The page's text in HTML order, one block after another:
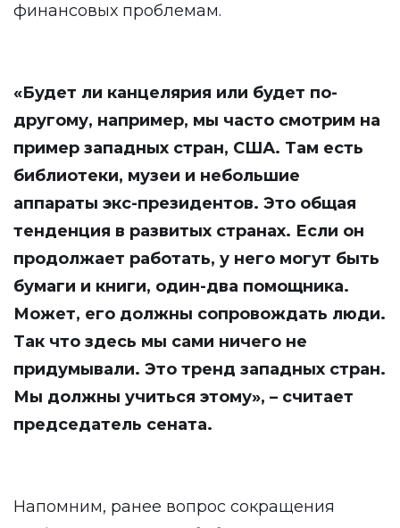
финансовых проблемам.
«Будет ли канцелярия или будет по-
другому, например, мы часто смотрим на
пример западных стран, США. Там есть
библиотеки, музеи и небольшие
аппараты экс-президентов. Это общая
тенденция в развитых странах. Если он
продолжает работать, у него могут быть
бумаги и книги, один-два помощника.
Может, его должны сопровождать люди.
Так что здесь мы сами ничего не
придумывали. Это тренд западных стран.
Мы должны учиться этому», – считает
председатель сената.
Напомним, ранее вопрос сокращения